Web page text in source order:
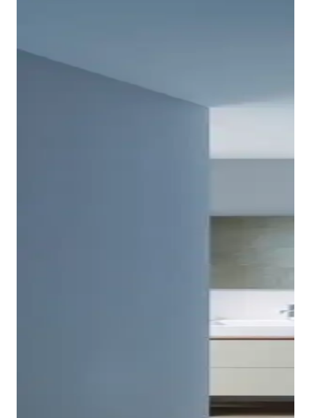
incassato, su richiesta anche con basamento. La